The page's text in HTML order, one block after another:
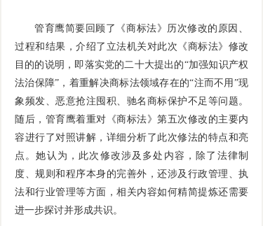
管育鹰简要回顾了《商标法》历次修改的原因、
过程和结果，介绍了立法机关对此次《商标法》修改
目的的说明，即落实党的二十大提出的“加强知识产权
法治保障”，着重解决商标法领域存在的“注而不用”现
象频发、恶意抢注囤积、驰名商标保护不足等问题。
随后，管育鹰着重对《商标法》第五次修改的主要内
容进行了对照讲解，详细分析了此次修法的特点和亮
点。她认为，此次修改涉及多处内容，除了法律制
度、规则和程序本身的完善外，还涉及行政管理、执
法和行业管理等方面，相关内容如何精简提炼还需要
进一步探讨并形成共识。